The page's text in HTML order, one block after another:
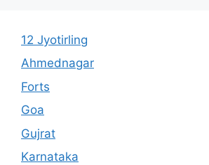
12 Jyotirling
Ahmednagar
Forts
Goa
Gujrat
Karnataka